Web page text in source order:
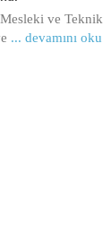
ve Teknik
... devamını oku